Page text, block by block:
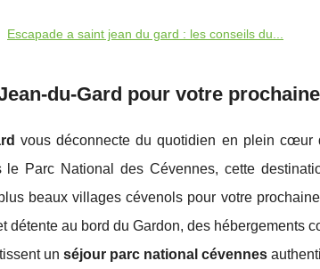
Escapade a saint jean du gard : les conseils du...
du-Gard pour votre
vous déconnecte du quotidien en plein cœur
Parc National des Cévennes, cette
beaux villages cévenols pour votre prochaine
détente au bord du Gardon, des hébergements
un séjour parc national cévennes